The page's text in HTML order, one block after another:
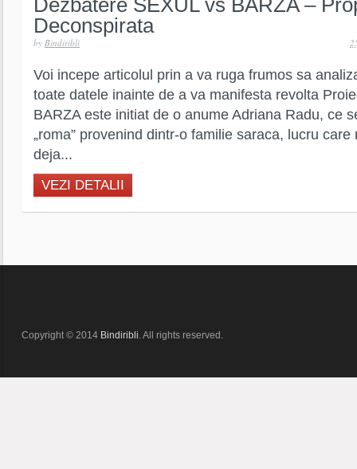
Dezbatere SEXUL vs BARZA –
Deconspirata
by Bindiribli
Voi incepe articolul prin a va ruga frumos sa
toate datele inainte de a va manifesta revolta
BARZA este initiat de o anume Adriana Radu, ce
„roma” provenind dintr-o familie saraca, lucru
deja...
VEZI DETALII
Copyright © 2014 Bindiribli. All rights reserved.